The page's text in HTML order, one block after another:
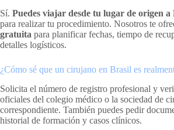
Sí. Puedes viajar desde tu lugar de origen
para realizar tu procedimiento. Nosotros te
gratuita para planificar fechas, tiempo de
detalles logísticos.
¿Cómo sé que un cirujano en Brasil es
Solicita el número de registro profesional y
oficiales del colegio médico o la sociedad de
correspondiente. También puedes pedir
historial de formación y casos clínicos.